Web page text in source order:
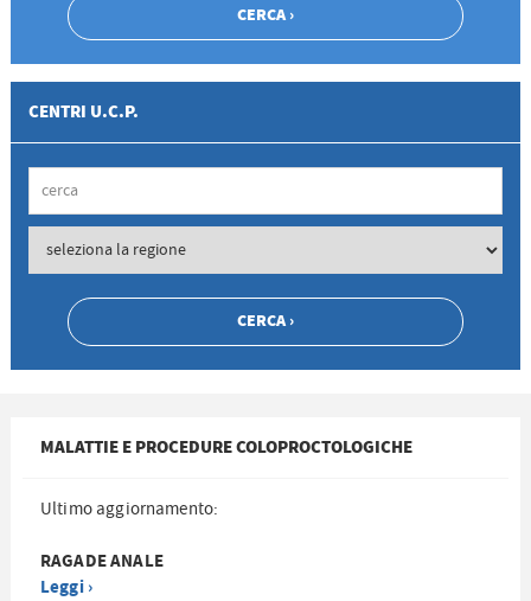
CENTRI U.C.P.
MALATTIE E PROCEDURE COLOPROCTOLOGICHE
Ultimo aggiornamento:
RAGADE ANALE
Leggi ›